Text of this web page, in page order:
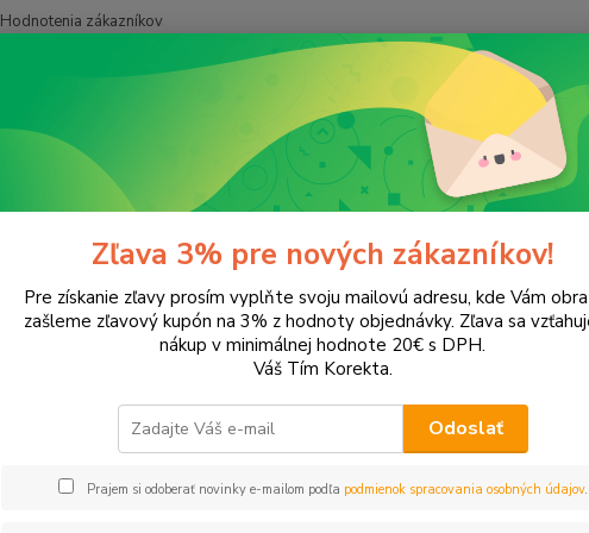
Hodnotenia zákazníkov
Školské potreby Peračníky a puzdrá 3-poschodové
3-poschodové
Upresniť parametre
EUR Od
Zľava 3% pre nových zákazníkov!
Pre získanie zľavy prosím vyplňte svoju mailovú adresu, kde Vám
zašleme zľavový kupón na 3% z hodnoty objednávky. Zľava sa
nákup v minimálnej hodnote 20€ s DPH.
Váš Tím Korekta.
Odoslať
Prajem si odoberať novinky e-mailom podľa podmienok spracovania osobných údajov.